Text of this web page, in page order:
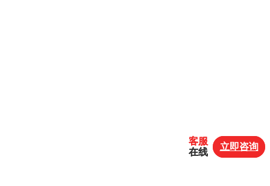
客服
在线
立即咨询
客服
在线
立即咨询